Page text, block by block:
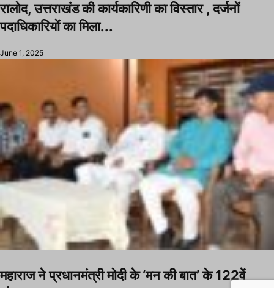
रालोद, उत्तराखंड की कार्यकारिणी का विस्तार , दर्जनों
पदाधिकारियों का मिला...
June 1, 2025
महाराज ने प्रधानमंत्री मोदी के ‘मन की बात’ के 122वें